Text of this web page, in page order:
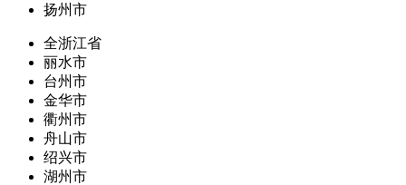
扬州市
全浙江省
丽水市
台州市
金华市
衢州市
舟山市
绍兴市
湖州市